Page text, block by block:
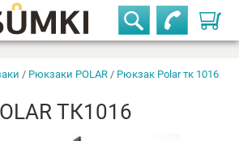
42-63
Купить быстро
/ Рюкзаки POLAR/ Рюкзак Polar тк 1016
ТК1016